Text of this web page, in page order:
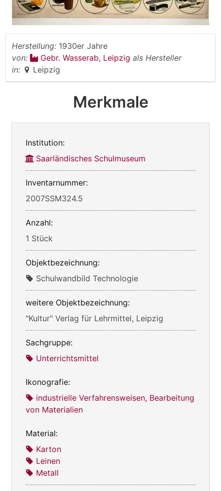
Herstellung: 1930er Jahre
von:
Gebr. Wasserab, Leipzig als Hersteller
in:
Leipzig
Merkmale
Institution:
Saarländisches Schulmuseum
Inventarnummer:
2007SSM324.5
Anzahl:
1 Stück
Objektbezeichnung:
Schulwandbild Technologie
weitere Objektbezeichnung:
"Kultur" Verlag für Lehrmittel, Leipzig
Sachgruppe:
Unterrichtsmittel
Ikonografie:
industrielle Verfahrensweisen, Bearbeitung
von Materialien
Material:
Karton
Leinen
Metall